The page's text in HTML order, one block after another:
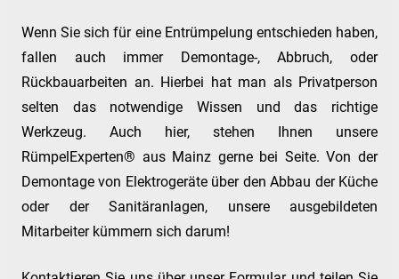
Wenn Sie sich für eine Entrümpelung entschieden haben,
fallen auch immer Demontage-, Abbruch, oder
Rückbauarbeiten an. Hierbei hat man als Privatperson
selten das notwendige Wissen und das richtige
Werkzeug. Auch hier, stehen Ihnen unsere
RümpelExperten® aus Mainz gerne bei Seite. Von der
Demontage von Elektrogeräte über den Abbau der Küche
oder der Sanitäranlagen, unsere ausgebildeten
Mitarbeiter kümmern sich darum!